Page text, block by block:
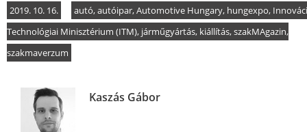
2019. 10. 16. autó,autóipar,Automotive Hungary, hungexpo,
Technológiai Minisztérium (ITM), járműgyártás, kiállítás,szakMAgazin,
szakmaverzum
Kaszás Gábor